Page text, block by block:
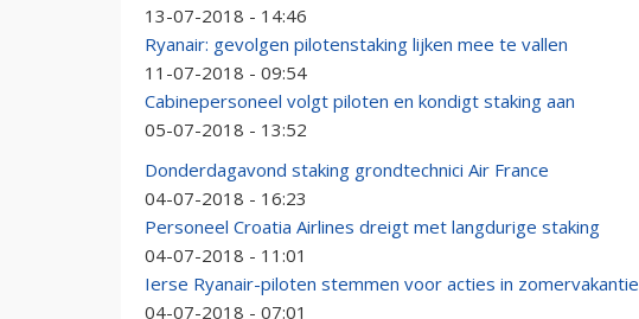
13-07-2018 - 14:46
Ryanair: gevolgen pilotenstaking lijken mee te vallen
11-07-2018 - 09:54
Cabinepersoneel volgt piloten en kondigt staking aan
05-07-2018 - 13:52
Donderdagavond staking grondtechnici Air France
04-07-2018 - 16:23
Personeel Croatia Airlines dreigt met langdurige staking
04-07-2018 - 11:01
Ierse Ryanair-piloten stemmen voor acties in zomervakantie
04-07-2018 - 07:01